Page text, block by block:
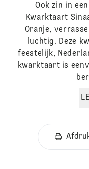
Ook zin in
Kwarktaart
Oranje,
luchtig. Deze
feestelijk,
kwarktaart is